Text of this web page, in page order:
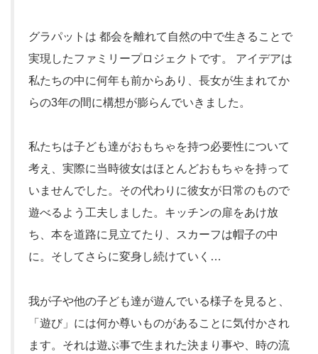
グラパットは 都会を離れて自然の中で生きることで
実現したファミリープロジェクトです。 アイデアは
私たちの中に何年も前からあり、長女が生まれてか
らの3年の間に構想が膨らんでいきました。
私たちは子ども達がおもちゃを持つ必要性について
考え、実際に当時彼女はほとんどおもちゃを持って
いませんでした。その代わりに彼女が日常のもので
遊べるよう工夫しました。キッチンの扉をあけ放
ち、本を道路に見立てたり、スカーフは帽子の中
に。そしてさらに変身し続けていく…
我が子や他の子ども達が遊んでいる様子を見ると、
「遊び」には何か尊いものがあることに気付かされ
ます。それは遊ぶ事で生まれた決まり事や、時の流